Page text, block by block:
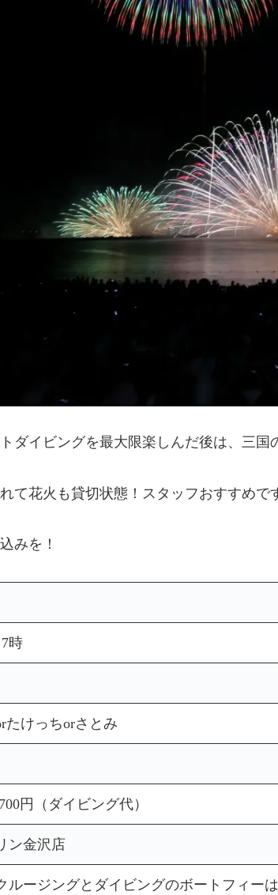
ダイビングを最大限楽しんだ後は、三国
て花火も貸切状態！スタッフおすすめで
みを！
時
たけっちorさとみ
円（ダイビング代）
ン金沢店
ルージングとダイビングのボートフィーは